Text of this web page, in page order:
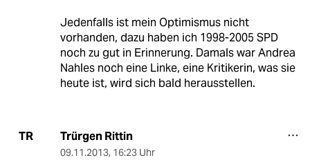
Jedenfalls ist mein Optimismus nicht
vorhanden, dazu haben ich 1998-2005 SPD
noch zu gut in Erinnerung. Damals war Andrea
Nahles noch eine Linke, eine Kritikerin, was sie
heute ist, wird sich bald herausstellen.
TR Trürgen Rittin
09.11.2013, 16:23 Uhr